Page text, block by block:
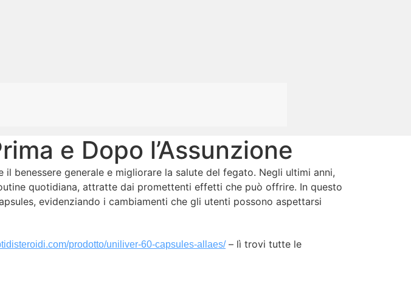
e Dopo l’Assunzione
benessere generale e migliorare la salute del fegato. Negli ultimi anni,
quotidiana, attratte dai promettenti effetti che può offrire. In questo
evidenziando i cambiamenti che gli utenti possono aspettarsi
prodotto/uniliver-60-capsules-allaes/– lì trovi tutte le